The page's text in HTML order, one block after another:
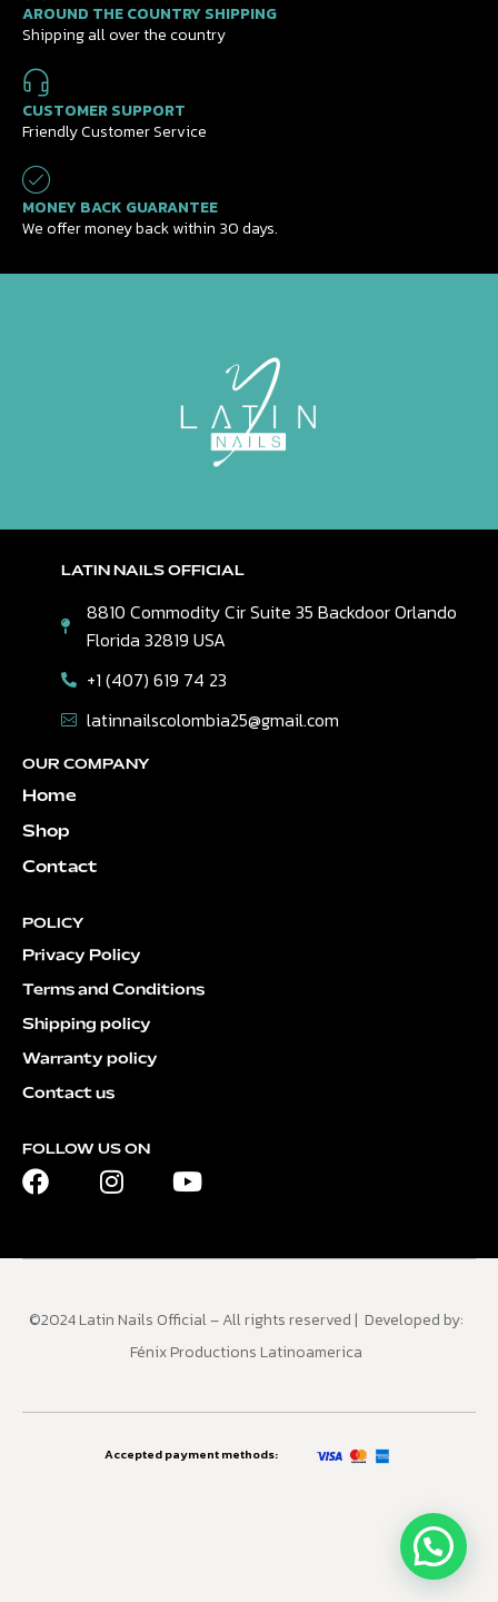
AROUND THE COUNTRY SHIPPING
Shipping all over the country
CUSTOMER SUPPORT
Friendly Customer Service
MONEY BACK GUARANTEE
We offer money back within 30 days.
LATIN NAILS OFFICIAL
8810 Commodity Cir Suite 35 Backdoor Orlando
Florida 32819 USA
+1 (407) 619 74 23
latinnailscolombia25@gmail.com
OUR COMPANY
Home
Shop
Contact
POLICY
Privacy Policy
Terms and Conditions
Shipping policy
Warranty policy
Contact us
FOLLOW US ON
©2024 Latin Nails Official – All rights reserved | Developed by:
Fénix Productions Latinoamerica
Accepted payment methods: